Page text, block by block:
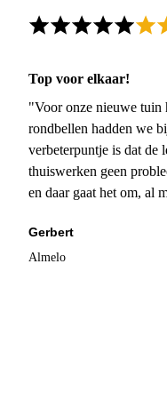
Top voor elkaar!
"Voor onze nieuwe tuin
rondbellen hadden we
verbeterpuntje is dat de
thuiswerken geen
en daar gaat het om, al
Gerbert
Almelo